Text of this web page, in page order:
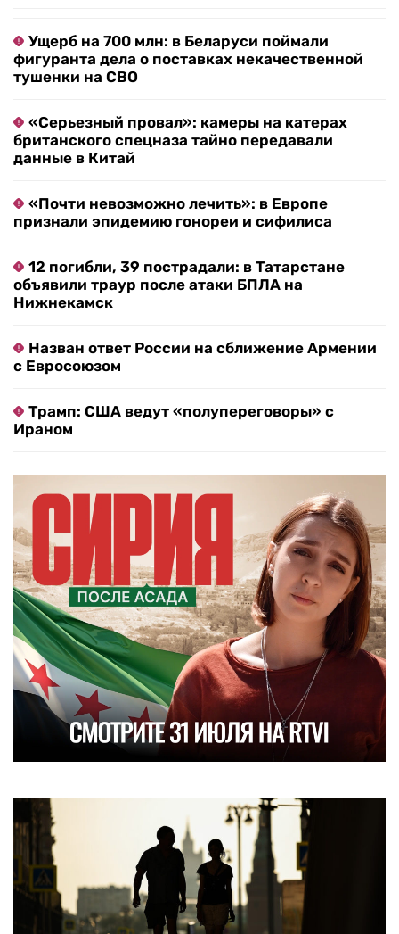
Ущерб на 700 млн: в Беларуси поймали
фигуранта дела о поставках некачественной
тушенки на СВО
«Серьезный провал»: камеры на катерах
британского спецназа тайно передавали
данные в Китай
«Почти невозможно лечить»: в Европе
признали эпидемию гонореи и сифилиса
12 погибли, 39 пострадали: в Татарстане
объявили траур после атаки БПЛА на
Нижнекамск
Назван ответ России на сближение Армении
с Евросоюзом
Трамп: США ведут «полупереговоры» с
Ираном